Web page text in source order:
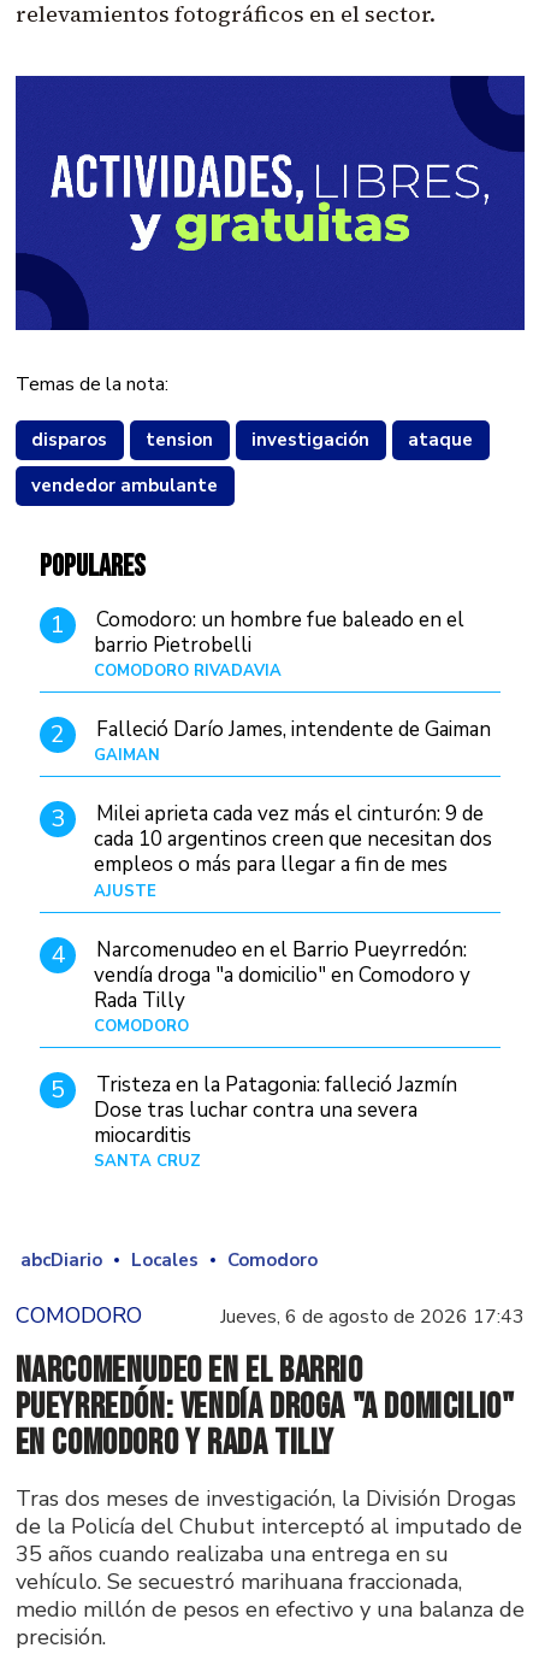
relevamientos fotográficos en el sector.
Temas de la nota:
disparos tension investigación
ataque
vendedor ambulante
POPULARES
1
Comodoro: un hombre fue baleado en el
barrio Pietrobelli
COMODORO RIVADAVIA
2 Falleció Darío James, intendente de Gaiman
GAIMAN
3
Milei aprieta cada vez más el cinturón: 9 de
cada 10 argentinos creen que necesitan dos
empleos o más para llegar a fin de mes
AJUSTE
4
Narcomenudeo en el Barrio Pueyrredón:
vendía droga "a domicilio" en Comodoro y
Rada Tilly
COMODORO
5
Tristeza en la Patagonia: falleció Jazmín
Dose tras luchar contra una severa
miocarditis
SANTA CRUZ
abcDiario Locales Comodoro
COMODORO Jueves, 6 de agosto de 2026 17:43
Narcomenudeo en el Barrio
Pueyrredón: vendía droga "a domicilio"
en Comodoro y Rada Tilly
Tras dos meses de investigación, la División Drogas
de la Policía del Chubut interceptó al imputado de
35 años cuando realizaba una entrega en su
vehículo. Se secuestró marihuana fraccionada,
medio millón de pesos en efectivo y una balanza de
precisión.